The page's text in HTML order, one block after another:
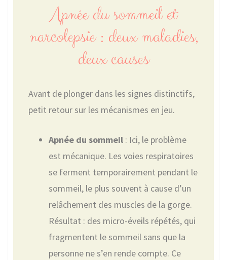
Apnée du sommeil et
narcolepsie : deux maladies,
deux causes
Avant de plonger dans les signes distinctifs,
petit retour sur les mécanismes en jeu.
Apnée du sommeil : Ici, le problème
est mécanique. Les voies respiratoires
se ferment temporairement pendant le
sommeil, le plus souvent à cause d’un
relâchement des muscles de la gorge.
Résultat : des micro-éveils répétés, qui
fragmentent le sommeil sans que la
personne ne s’en rende compte. Ce